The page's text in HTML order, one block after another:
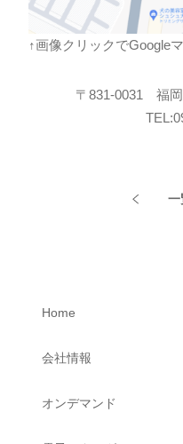
↑画像クリックでGoogle
〒831-0031 福
一
Home
会社情報
オンデマンド